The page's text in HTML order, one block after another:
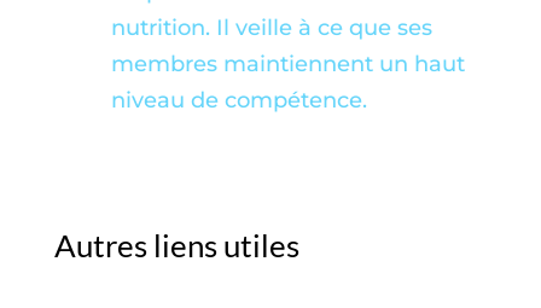
nutrition. Il veille à ce que ses
membres maintiennent un haut
niveau de compétence.
Autres liens utiles